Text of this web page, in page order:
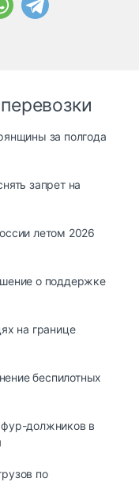
за полгода
запрет на
летом 2026
о поддержке
на границе
беспилотных
должников в
по